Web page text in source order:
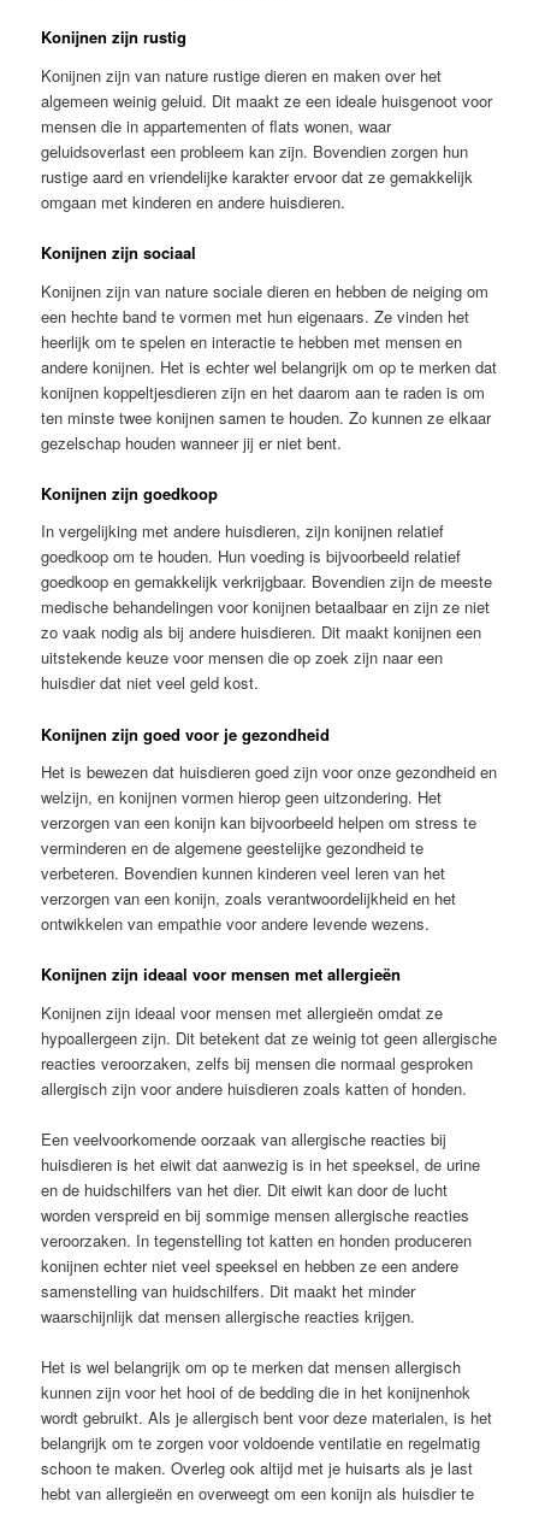
Konijnen zijn rustig
Konijnen zijn van nature rustige dieren en maken over het
algemeen weinig geluid. Dit maakt ze een ideale huisgenoot voor
mensen die in appartementen of flats wonen, waar
geluidsoverlast een probleem kan zijn. Bovendien zorgen hun
rustige aard en vriendelijke karakter ervoor dat ze gemakkelijk
omgaan met kinderen en andere huisdieren.
Konijnen zijn sociaal
Konijnen zijn van nature sociale dieren en hebben de neiging om
een hechte band te vormen met hun eigenaars. Ze vinden het
heerlijk om te spelen en interactie te hebben met mensen en
andere konijnen. Het is echter wel belangrijk om op te merken dat
konijnen koppeltjesdieren zijn en het daarom aan te raden is om
ten minste twee konijnen samen te houden. Zo kunnen ze elkaar
gezelschap houden wanneer jij er niet bent.
Konijnen zijn goedkoop
In vergelijking met andere huisdieren, zijn konijnen relatief
goedkoop om te houden. Hun voeding is bijvoorbeeld relatief
goedkoop en gemakkelijk verkrijgbaar. Bovendien zijn de meeste
medische behandelingen voor konijnen betaalbaar en zijn ze niet
zo vaak nodig als bij andere huisdieren. Dit maakt konijnen een
uitstekende keuze voor mensen die op zoek zijn naar een
huisdier dat niet veel geld kost.
Konijnen zijn goed voor je gezondheid
Het is bewezen dat huisdieren goed zijn voor onze gezondheid en
welzijn, en konijnen vormen hierop geen uitzondering. Het
verzorgen van een konijn kan bijvoorbeeld helpen om stress te
verminderen en de algemene geestelijke gezondheid te
verbeteren. Bovendien kunnen kinderen veel leren van het
verzorgen van een konijn, zoals verantwoordelijkheid en het
ontwikkelen van empathie voor andere levende wezens.
Konijnen zijn ideaal voor mensen met allergieën
Konijnen zijn ideaal voor mensen met allergieën omdat ze
hypoallergeen zijn. Dit betekent dat ze weinig tot geen allergische
reacties veroorzaken, zelfs bij mensen die normaal gesproken
allergisch zijn voor andere huisdieren zoals katten of honden.
Een veelvoorkomende oorzaak van allergische reacties bij
huisdieren is het eiwit dat aanwezig is in het speeksel, de urine
en de huidschilfers van het dier. Dit eiwit kan door de lucht
worden verspreid en bij sommige mensen allergische reacties
veroorzaken. In tegenstelling tot katten en honden produceren
konijnen echter niet veel speeksel en hebben ze een andere
samenstelling van huidschilfers. Dit maakt het minder
waarschijnlijk dat mensen allergische reacties krijgen.
Het is wel belangrijk om op te merken dat mensen allergisch
kunnen zijn voor het hooi of de bedding die in het konijnenhok
wordt gebruikt. Als je allergisch bent voor deze materialen, is het
belangrijk om te zorgen voor voldoende ventilatie en regelmatig
schoon te maken. Overleg ook altijd met je huisarts als je last
hebt van allergieën en overweegt om een konijn als huisdier te